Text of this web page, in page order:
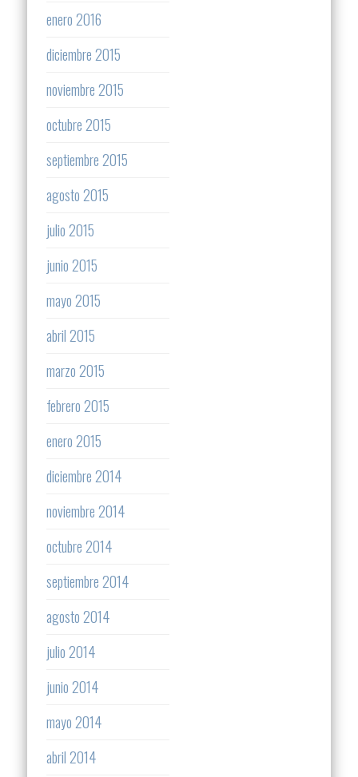
enero 2016
diciembre 2015
noviembre 2015
octubre 2015
septiembre 2015
agosto 2015
julio 2015
junio 2015
mayo 2015
abril 2015
marzo 2015
febrero 2015
enero 2015
diciembre 2014
noviembre 2014
octubre 2014
septiembre 2014
agosto 2014
julio 2014
junio 2014
mayo 2014
abril 2014